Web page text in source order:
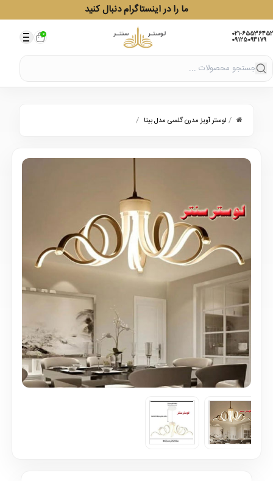
ما را در اینستاگرام دنبال کنید
021-65536452
09125094179
0
/ لوستر آویز مدرن گلسی مدل بیتا /